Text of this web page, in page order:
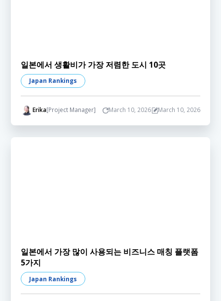
일본에서 생활비가 가장 저렴한 도시 10곳
Japan Rankings
Erika[Project Manager] March 10, 2026 March 10, 2026
일본에서 가장 많이 사용되는 비즈니스 매칭 플랫폼
5가지
Japan Rankings